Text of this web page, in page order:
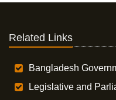
Related Links
Bangladesh
Legislative and